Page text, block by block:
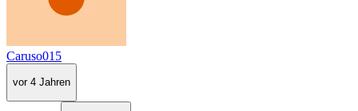
Caruso015
vor 4 Jahren